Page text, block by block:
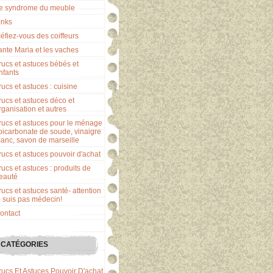
syndrome du meuble
vous des coiffeurs
Maria et les vaches
et astuces bébés et
et astuces : cuisine
et astuces déco et
et autres
et astuces pour le ménage
de soude, vinaigre
savon de marseille
et astuces pouvoir d'achat
et astuces : produits de
et astuces santé- attention
suis pas médecin!
CATÉGORIES
Et Astuces Pouvoir D'achat